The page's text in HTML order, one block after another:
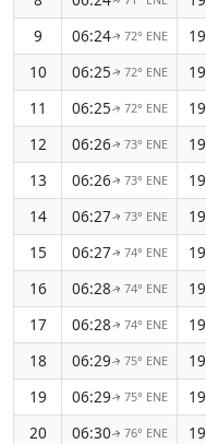
9
06:24↑ 72° ENE
10
06:25↑ 72° ENE
11
06:25↑ 72° ENE
12
06:26↑ 73° ENE
13
06:26↑ 73° ENE
14
06:27↑ 73° ENE
15
06:27↑ 74° ENE
16
06:28↑ 74° ENE
17
06:28↑ 74° ENE
18
06:29↑ 75° ENE
19
06:29↑ 75° ENE
20
06:30↑ 76° ENE